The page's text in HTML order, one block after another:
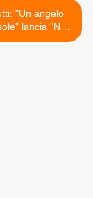
"Un angelo
lancia "Noi"
>